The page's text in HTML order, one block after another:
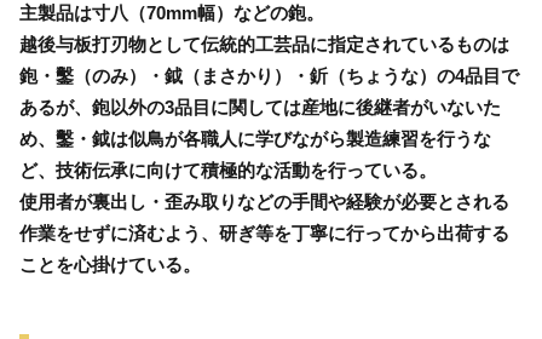
主製品は寸八（70mm幅）などの鉋。
越後与板打刃物として伝統的工芸品に指定されているものは
鉋・鑿（のみ）・鉞（まさかり）・釿（ちょうな）の4品目で
あるが、鉋以外の3品目に関しては産地に後継者がいないた
め、鑿・鉞は似鳥が各職人に学びながら製造練習を行うな
ど、技術伝承に向けて積極的な活動を行っている。
使用者が裏出し・歪み取りなどの手間や経験が必要とされる
作業をせずに済むよう、研ぎ等を丁寧に行ってから出荷する
ことを心掛けている。